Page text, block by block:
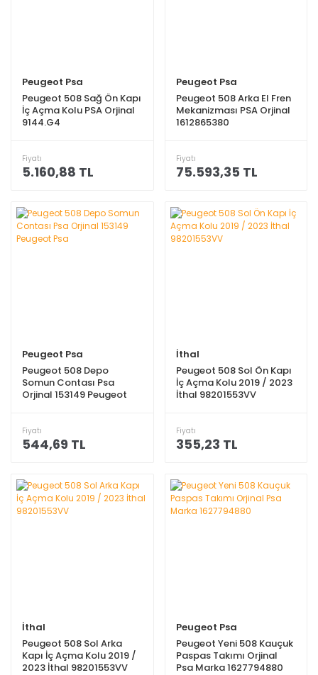
Peugeot Psa
Peugeot 508 Sağ Ön Kapı
İç Açma Kolu PSA Orjinal
9144.G4
Fiyatı
5.160,88 TL
Peugeot Psa
Peugeot 508 Arka El Fren
Mekanizması PSA Orjinal
1612865380
Fiyatı
75.593,35 TL
Peugeot Psa
Peugeot 508 Depo
Somun Contası Psa
Orjinal 153149 Peugeot
Fiyatı
544,69 TL
İthal
Peugeot 508 Sol Ön Kapı
İç Açma Kolu 2019 / 2023
İthal 98201553VV
Fiyatı
355,23 TL
İthal
Peugeot 508 Sol Arka
Kapı İç Açma Kolu 2019 /
2023 İthal 98201553VV
Peugeot Psa
Peugeot Yeni 508 Kauçuk
Paspas Takımı Orjinal
Psa Marka 1627794880